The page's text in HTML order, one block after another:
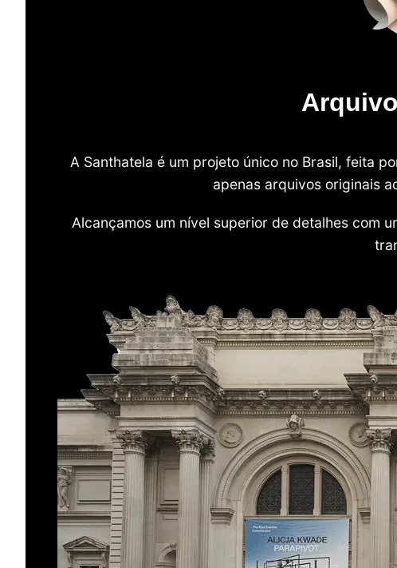
A Santhatela é um projeto único no Brasil, feita
apenas arquivos originais
Alcançamos um nível superior de detalhes com